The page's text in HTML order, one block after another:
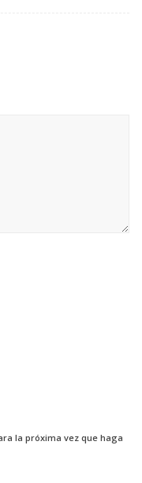
la próxima vez que haga